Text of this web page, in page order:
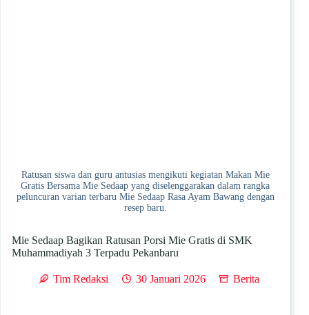
Ratusan siswa dan guru antusias mengikuti kegiatan Makan Mie
Gratis Bersama Mie Sedaap yang diselenggarakan dalam rangka
peluncuran varian terbaru Mie Sedaap Rasa Ayam Bawang dengan
resep baru.
Mie Sedaap Bagikan Ratusan Porsi Mie Gratis di SMK
Muhammadiyah 3 Terpadu Pekanbaru
Tim Redaksi 30 Januari 2026 Berita